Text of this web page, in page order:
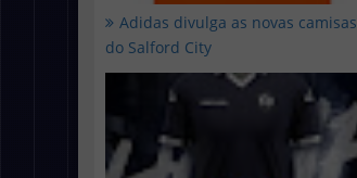
Adidas divulga as novas camisas
do Salford City